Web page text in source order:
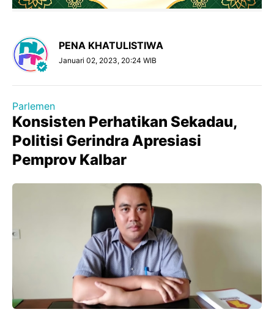
PENA KHATULISTIWA
Januari 02, 2023, 20:24 WIB
Parlemen
Konsisten Perhatikan Sekadau,
Politisi Gerindra Apresiasi
Pemprov Kalbar